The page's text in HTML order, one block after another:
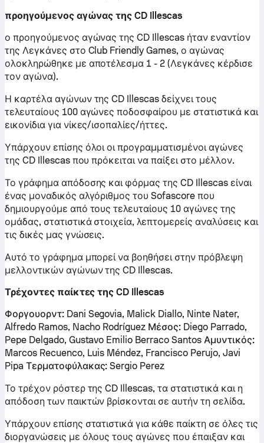
προηγούμενος αγώνας της CD Illescas
ο προηγούμενος αγώνας της CD Illescas ήταν εναντίον
της Λεγκάνες στο Club Friendly Games, ο αγώνας
ολοκληρώθηκε με αποτέλεσμα 1 - 2 (Λεγκάνες κέρδισε
τον αγώνα).
Η καρτέλα αγώνων της CD Illescas δείχνει τους
τελευταίους 100 αγώνες ποδοσφαίρου με στατιστικά και
εικονίδια για νίκες/ισοπαλίες/ήττες.
Υπάρχουν επίσης όλοι οι προγραμματισμένοι αγώνες
της CD Illescas που πρόκειται να παίξει στο μέλλον.
Το γράφημα απόδοσης και φόρμας της CD Illescas είναι
ένας μοναδικός αλγόριθμος του Sofascore που
δημιουργούμε από τους τελευταίους 10 αγώνες της
ομάδας, στατιστικά στοιχεία, λεπτομερείς αναλύσεις και
τις δικές μας γνώσεις.
Αυτό το γράφημα μπορεί να βοηθήσει στην πρόβλεψη
μελλοντικών αγώνων της CD Illescas.
Τρέχοντες παίκτες της CD Illescas
Φοργουορντ:Dani Segovia, Malick Diallo, Ninte Nater,
Alfredo Ramos, Nacho Rodríguez Μέσος:Diego Parrado,
Pepe Delgado, Gustavo Emilio Berraco Santos Αμυντικός:
Marcos Recuenco, Luis Méndez, Francisco Perujo, Javi
Pipa Τερματοφύλακας: Sergio Perez
Το τρέχον ρόστερ της CD Illescas, τα στατιστικά και η
απόδοση των παικτών βρίσκονται σε αυτήν τη σελίδα.
Υπάρχουν επίσης στατιστικά για κάθε παίκτη σε όλες τις
διοργανώσεις με όλους τους αγώνες που έπαιξαν και